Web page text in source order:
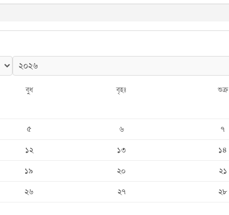
বুধ বৃহঃ শুক্র
৫ ৬ ৭
১২ ১৩ ১৪
১৯ ২০ ২১
২৬ ২৭ ২৮